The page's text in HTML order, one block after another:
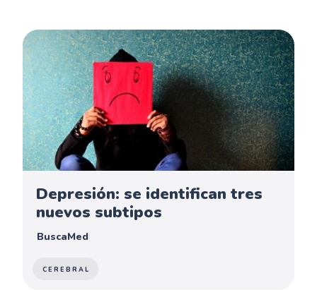
Depresión: se identifican tres
nuevos subtipos
BuscaMed
CEREBRAL